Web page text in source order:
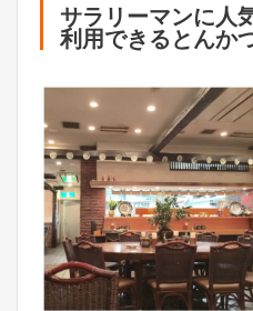
サラリーマンに人
利用できるとんか